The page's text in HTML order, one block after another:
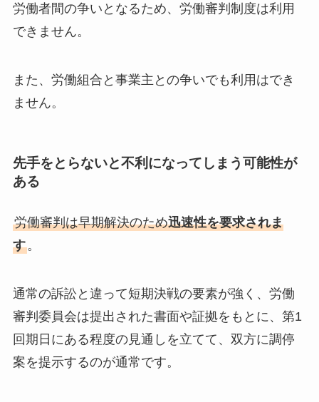
労働者間の争いとなるため、労働審判制度は利用
できません。
また、労働組合と事業主との争いでも利用はでき
ません。
先手をとらないと不利になってしまう可能性が
ある
労働審判は早期解決のため迅速性を要求されま
す。
通常の訴訟と違って短期決戦の要素が強く、労働
審判委員会は提出された書面や証拠をもとに、第1
回期日にある程度の見通しを立てて、双方に調停
案を提示するのが通常です。